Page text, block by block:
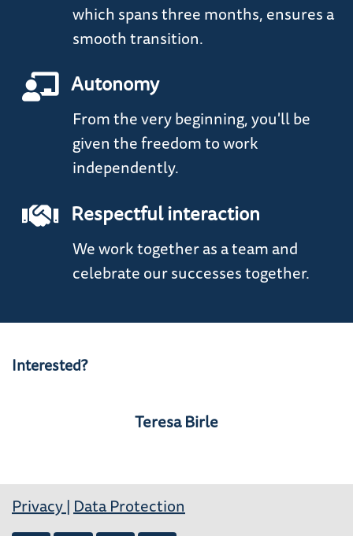
which spans three months, ensures a
smooth transition.
Autonomy
From the very beginning, you'll be
given the freedom to work
independently.
Respectful interaction
We work together as a team and
celebrate our successes together.
Interested?
Teresa Birle
Privacy Data Protection